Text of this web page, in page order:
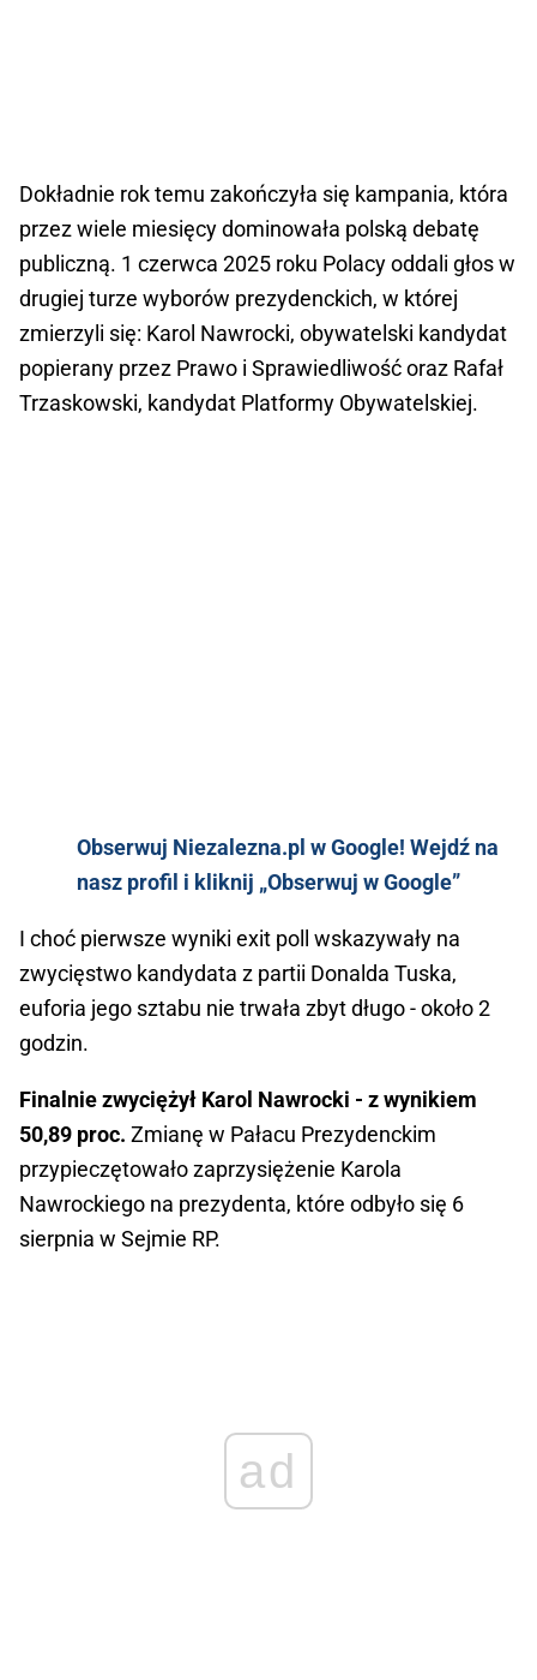
Dokładnie rok temu zakończyła się kampania, która
przez wiele miesięcy dominowała polską debatę
publiczną. 1 czerwca 2025 roku Polacy oddali głos w
drugiej turze wyborów prezydenckich, w której
zmierzyli się: Karol Nawrocki, obywatelski kandydat
popierany przez Prawo i Sprawiedliwość oraz Rafał
Trzaskowski, kandydat Platformy Obywatelskiej.
Obserwuj Niezalezna.pl w Google! Wejdź na
nasz profil i kliknij „Obserwuj w Google”
I choć pierwsze wyniki exit poll wskazywały na
zwycięstwo kandydata z partii Donalda Tuska,
euforia jego sztabu nie trwała zbyt długo - około 2
godzin.
Finalnie zwyciężył Karol Nawrocki - z wynikiem
50,89 proc. Zmianę w Pałacu Prezydenckim
przypieczętowało zaprzysiężenie Karola
Nawrockiego na prezydenta, które odbyło się 6
sierpnia w Sejmie RP.
ad